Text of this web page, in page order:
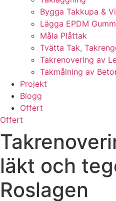
Bygga Takkupa &
Lägga EPDM
Måla Plåttak
Tvätta Tak,
Takrenovering av
Takmålning av
Projekt
Blogg
Offert
Offert
läkt och
Roslagen